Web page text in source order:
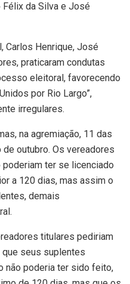
Félix da Silva e José
Carlos Henrique, José
praticaram condutas
eleitoral, favorecendo
por Rio Largo”,
irregulares.
na agremiação, 11 das
outubro. Os vereadores
poderiam ter se licenciado
a 120 dias, mas assim o
demais
titulares pediriam
que seus suplentes
não poderia ter sido feito,